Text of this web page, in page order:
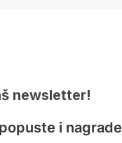
newsletter!
i nagrade